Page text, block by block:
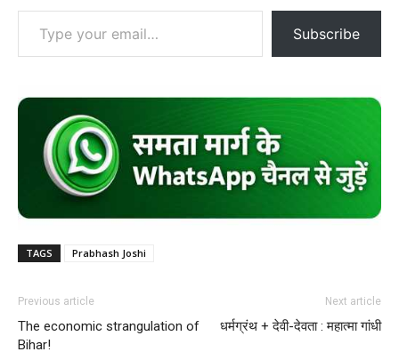
Type your email…
Subscribe
TAGS Prabhash Joshi
Previous article
The economic strangulation of
Bihar!
Next article
धर्मग्रंथ + देवी-देवता : महात्मा गांधी